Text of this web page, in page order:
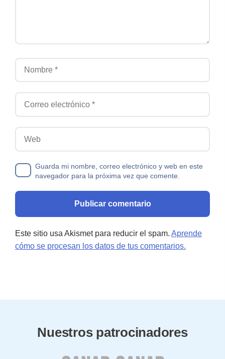
Guarda mi nombre, correo electrónico y web en este
navegador para la próxima vez que comente.
Este sitio usa Akismet para reducir el spam. Aprende
cómo se procesan los datos de tus comentarios.
Nuestros patrocinadores